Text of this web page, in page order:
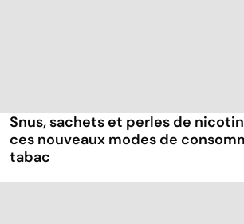
Snus, sachets et perles de
ces nouveaux modes de
tabac